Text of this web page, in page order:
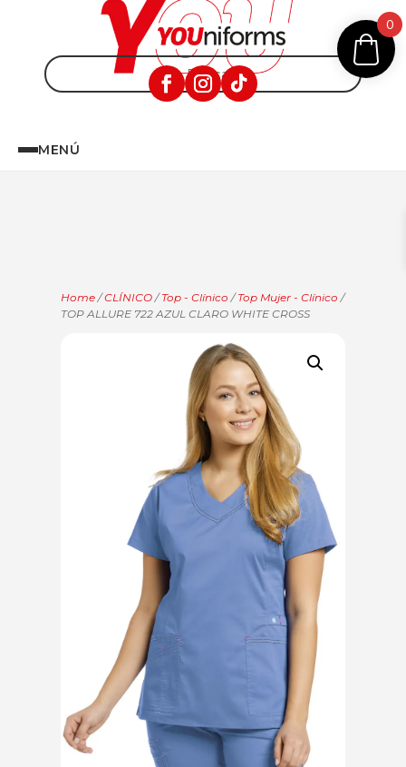
MENÚ
Home /CLÍNICO /Top - Clínico /Top Mujer - Clínico /
TOP ALLURE 722 AZUL CLARO WHITE CROSS
0